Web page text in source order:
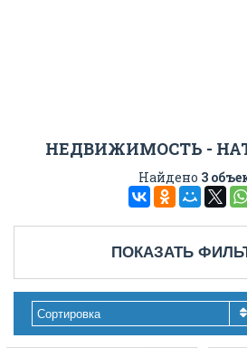
НЕДВИЖИМОСТЬ -
Найдено 3
ПОКАЗАТЬ
Сортировка